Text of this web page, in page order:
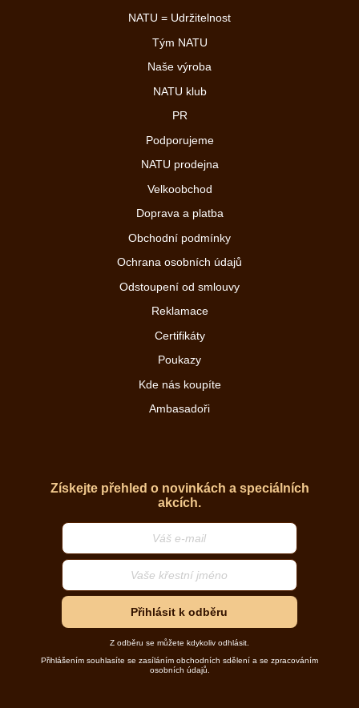
NATU = Udržitelnost
Tým NATU
Naše výroba
NATU klub
PR
Podporujeme
NATU prodejna
Velkoobchod
Doprava a platba
Obchodní podmínky
Ochrana osobních údajů
Odstoupení od smlouvy
Reklamace
Certifikáty
Poukazy
Kde nás koupíte
Ambasadoři
Získejte přehled o novinkách a speciálních
akcích.
Přihlásit k odběru
Z odběru se můžete kdykoliv odhlásit.
Přihlášením souhlasíte se zasíláním obchodních sdělení a se zpracováním
osobních údajů.